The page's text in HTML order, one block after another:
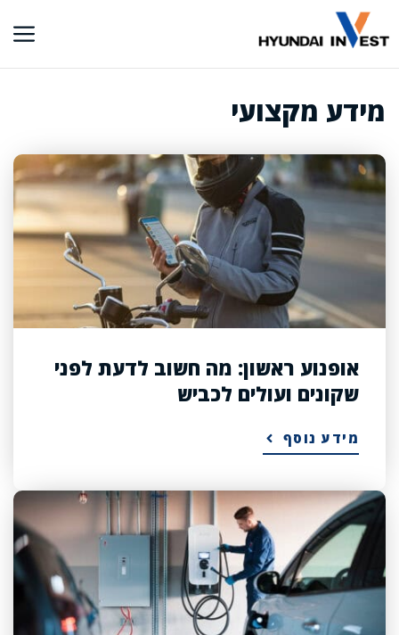
לדלג
לתוכן
מידע מקצועי
אופנוע ראשון: מה חשוב לדעת לפני
שקונים ועולים לכביש
מידע נוסף